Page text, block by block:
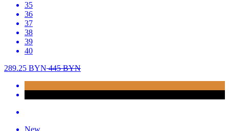
35
36
37
38
39
40
289.25 BYN445BYN
New